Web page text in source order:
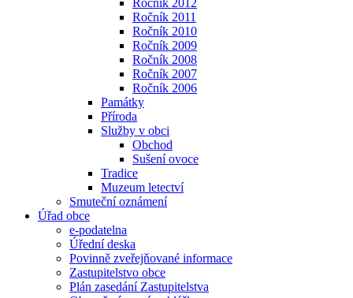
Ročník 2012
Ročník 2011
Ročník 2010
Ročník 2009
Ročník 2008
Ročník 2007
Ročník 2006
Památky
Příroda
Služby v obci
Obchod
Sušení ovoce
Tradice
Muzeum letectví
Smuteční oznámení
Úřad obce
e-podatelna
Úřední deska
Povinně zveřejňované informace
Zastupitelstvo obce
Plán zasedání Zastupitelstva